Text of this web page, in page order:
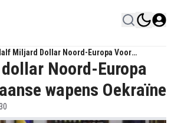
Miljard Dollar Noord-Europa Voor
Wapens Oekraïne
Noord-Europa
wapens Oekraïne